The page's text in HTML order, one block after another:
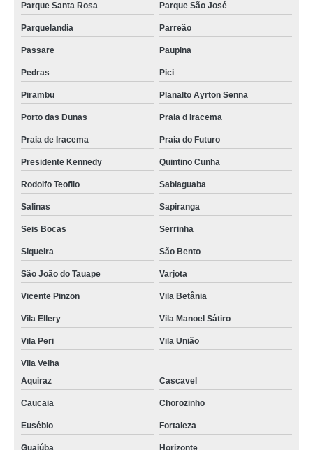
jazigos da família valor Siqueira
valor de jazigos 4 gavetas Moura Brasil
preço de jazigos 4 gavetas Cascavel
jazigos de 3 gavetas Granja Lisboa
jazigos da família preço Praia do Futuro
jazigo família valor Presidente Kennedy
jazigo 5 gavetas preço Vila Velha
jazigos perpétuos preço Joquei Clube
valor de jazigo 4 gavetas Conjunto Ceara
jazigo 4 gavetas valor Lagoa Redonda
jazigos em mármore valor Conjunto Ceara
jazigos perpétuos valor Granja Lisboa
jazigo triplo preço Autran Nunes
jazigos 4 gavetas Itaperi
Parque Santa Rosa Parque São José
Parquelandia Parreão
Passare Paupina
Pedras Pici
Pirambu Planalto Ayrton Senna
Porto das Dunas Praia d Iracema
Praia de Iracema Praia do Futuro
Presidente Kennedy Quintino Cunha
Rodolfo Teofilo Sabiaguaba
Salinas Sapiranga
Seis Bocas Serrinha
Siqueira São Bento
São João do Tauape Varjota
Vicente Pinzon Vila Betânia
Vila Ellery Vila Manoel Sátiro
Vila Peri Vila União
Vila Velha
Aquiraz
Cascavel
Caucaia Chorozinho
Eusébio Fortaleza
Guaiúba Horizonte